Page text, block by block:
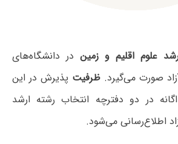
علوم اقلیم و زمین در دانشگاه‌های
صورت می‌گیرد.ظرفیت پذیرش در این
در دو دفترچه انتخاب رشته ارشد
اطلاع‌رسانی می‌شود.